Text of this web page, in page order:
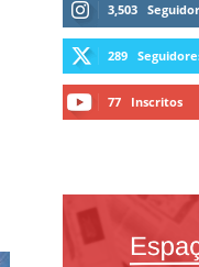
3,503
289
77 Inscritos